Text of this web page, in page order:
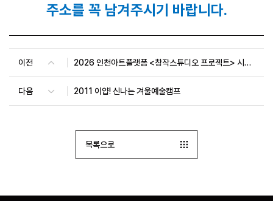
주소를 꼭 남겨주시기 바랍니다.
이전 2026 인천아트플랫폼 <창작스튜디오 프로젝트> 시민참여 워크숍 8월
다음 2011 이얍! 신나는 겨울예술캠프
목록으로